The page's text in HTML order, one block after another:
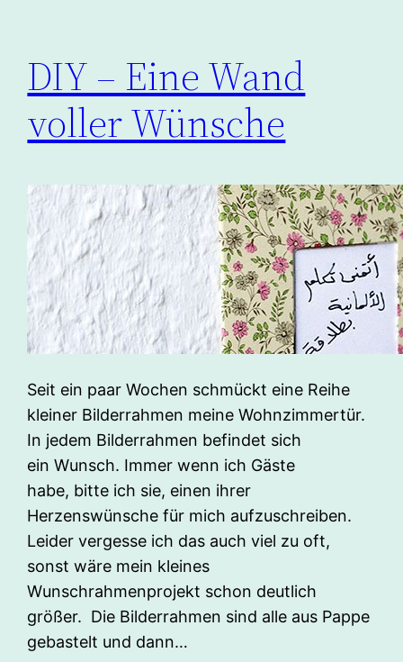
DIY – Eine Wand
voller Wünsche
Seit ein paar Wochen schmückt eine Reihe
kleiner Bilderrahmen meine Wohnzimmertür.
In jedem Bilderrahmen befindet sich
ein Wunsch. Immer wenn ich Gäste
habe, bitte ich sie, einen ihrer
Herzenswünsche für mich aufzuschreiben.
Leider vergesse ich das auch viel zu oft,
sonst wäre mein kleines
Wunschrahmenprojekt schon deutlich
größer. Die Bilderrahmen sind alle aus Pappe
gebastelt und dann…